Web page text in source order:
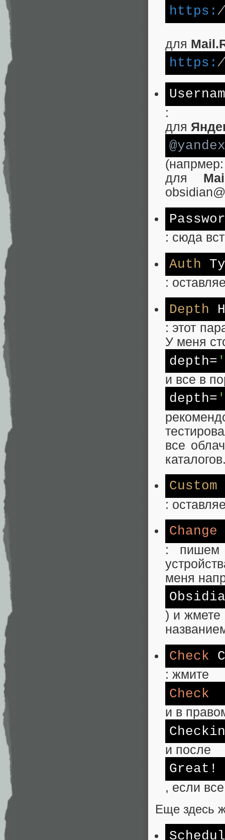
https:
для
https:
:
для
для
: сюда
Auth
:
Depth
: этот
У меня
depth=
и все в
depth=
все
Custom
:
Change
: пишем
меня
) и жмете
Check
: жмите
Check
и в
и после
Great!
, если
Еще здесь